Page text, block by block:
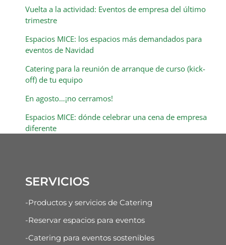
Vuelta a la actividad: Eventos de empresa del último
trimestre
Espacios MICE: los espacios más demandados para
eventos de Navidad
Catering para la reunión de arranque de curso (kick-
off) de tu equipo
En agosto…¡no cerramos!
Espacios MICE: dónde celebrar una cena de empresa
diferente
SERVICIOS
-Productos y servicios de Catering
-Reservar espacios para eventos
-Catering para eventos sostenibles